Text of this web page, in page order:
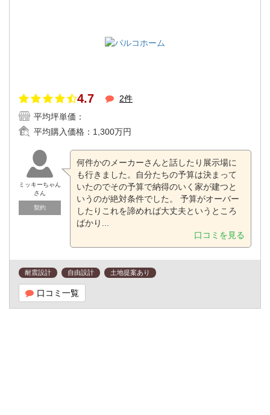
4.7
2件
平均坪単価：
平均購入価格： 1,300万円
ミッキーちゃん
さん
契約
何件かのメーカーさんと話したり展示場に
も行きました。自分たちの予算は決まって
いたのでその予算で納得のいく家が建つと
いうのが絶対条件でした。 予算がオーバー
したりこれを諦めれば大丈夫というところ
ばかり...
口コミを見る
耐震設計 自由設計 土地提案あり
口コミ一覧